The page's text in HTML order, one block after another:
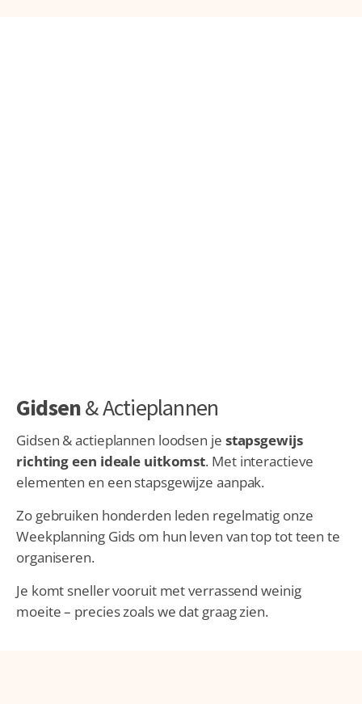
Gidsen& Actieplannen
Gidsen & actieplannen loodsen je stapsgewijs
richting een ideale uitkomst. Met interactieve
elementen en een stapsgewijze aanpak.
Zo gebruiken honderden leden regelmatig onze
Weekplanning Gids om hun leven van top tot teen te
organiseren.
Je komt sneller vooruit met verrassend weinig
moeite – precies zoals we dat graag zien.